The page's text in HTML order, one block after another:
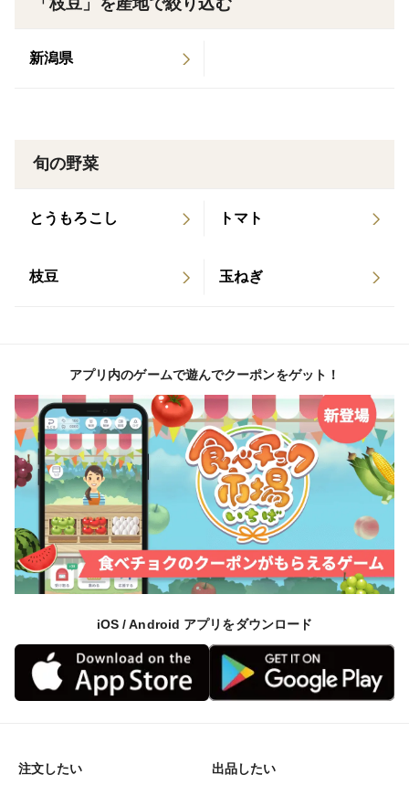
ホックリした食感になります。
●終盤●
ただし、味は抜群で丹波黒独特の風味やコクに加えて、
黒枝豆という味になります。
「枝豆」を産地で絞り込む
新潟県
旬の野菜
とうもろこし トマト
枝豆 玉ねぎ
アプリ内のゲームで遊んでクーポンをゲット！
iOS / Android アプリをダウンロード
注文したい 出品したい